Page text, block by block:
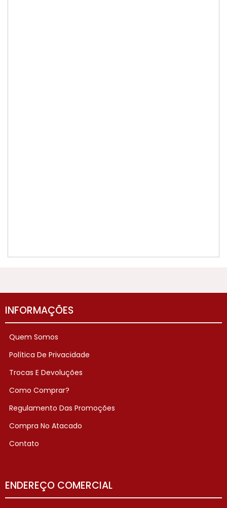
INFORMAÇÕES
Quem Somos
Política De Privacidade
Trocas E Devoluções
Como Comprar?
Regulamento Das Promoções
Compra No Atacado
Contato
ENDEREÇO COMERCIAL